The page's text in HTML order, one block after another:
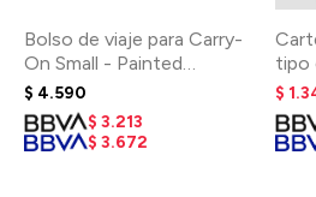
Bolso de viaje para Carry-
On Small - Painted
Wildflower
$ 4.590
$ 3.213
$ 3.672
tipo
$